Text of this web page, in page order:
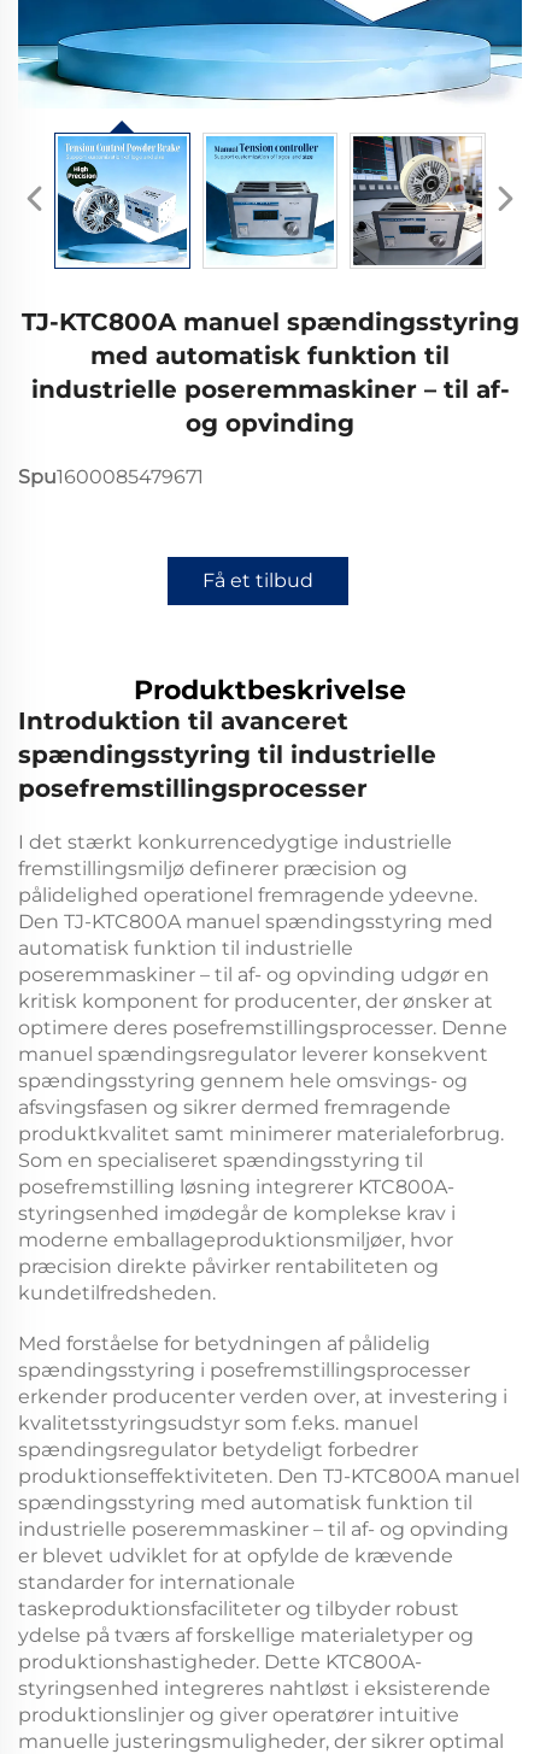
TJ-KTC800A manuel spændingsstyring
med automatisk funktion til
industrielle poseremmaskiner – til af-
og opvinding
Spu1600085479671
Få et tilbud
Produktbeskrivelse
Introduktion til avanceret
spændingsstyring til industrielle
posefremstillingsprocesser
I det stærkt konkurrencedygtige industrielle
fremstillingsmiljø definerer præcision og
pålidelighed operationel fremragende ydeevne.
Den TJ-KTC800A manuel spændingsstyring med
automatisk funktion til industrielle
poseremmaskiner – til af- og opvinding udgør en
kritisk komponent for producenter, der ønsker at
optimere deres posefremstillingsprocesser. Denne
manuel spændingsregulator leverer konsekvent
spændingsstyring gennem hele omsvings- og
afsvingsfasen og sikrer dermed fremragende
produktkvalitet samt minimerer materialeforbrug.
Som en specialiseret spændingsstyring til
posefremstilling løsning integrerer KTC800A-
styringsenhed imødegår de komplekse krav i
moderne emballageproduktionsmiljøer, hvor
præcision direkte påvirker rentabiliteten og
kundetilfredsheden.
Med forståelse for betydningen af pålidelig
spændingsstyring i posefremstillingsprocesser
erkender producenter verden over, at investering i
kvalitetsstyringsudstyr som f.eks. manuel
spændingsregulator betydeligt forbedrer
produktionseffektiviteten. Den TJ-KTC800A manuel
spændingsstyring med automatisk funktion til
industrielle poseremmaskiner – til af- og opvinding
er blevet udviklet for at opfylde de krævende
standarder for internationale
taskeproduktionsfaciliteter og tilbyder robust
ydelse på tværs af forskellige materialetyper og
produktionshastigheder. Dette KTC800A-
styringsenhed integreres nahtløst i eksisterende
produktionslinjer og giver operatører intuitive
manuelle justeringsmuligheder, der sikrer optimal